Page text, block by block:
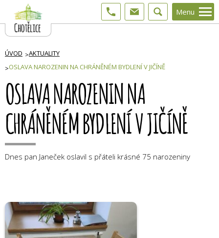
Menu
ÚVOD
AKTUALITY
OSLAVA NAROZENIN NA CHRÁNĚNÉM BYDLENÍ V JIČÍNĚ
OSLAVA NAROZENIN NA
CHRÁNĚNÉM BYDLENÍ V JIČÍNĚ
Dnes pan Janeček oslavil s přáteli krásné 75 narozeniny